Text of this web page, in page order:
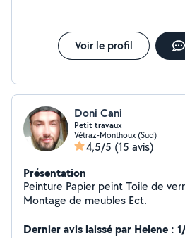
Voir le profil
Doni Cani
Petit travaux
Vétraz-Monthoux (Sud)
4,5/5 (15 avis)
Présentation
Peinture Papier peint Toile de verre
Montage de meubles Ect.
Dernier avis laissé par Helene :